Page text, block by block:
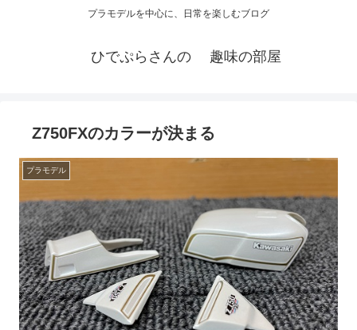
プラモデルを中心に、日常を楽しむブログ
ひでぷらさんの 趣味の部屋
Z750FXのカラーが決まる
プラモデル